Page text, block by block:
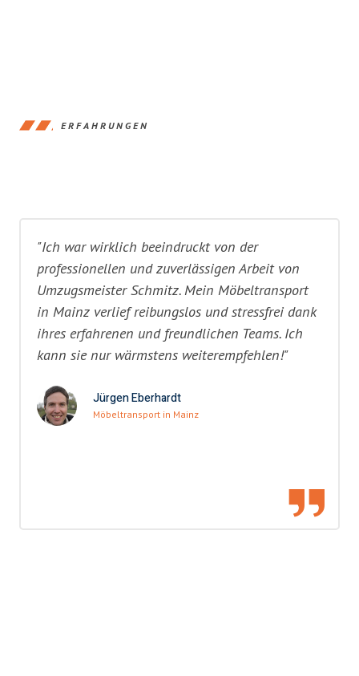
ERFAHRUNGEN
"Ich war wirklich beeindruckt von der
professionellen und zuverlässigen Arbeit von
Umzugsmeister Schmitz. Mein Möbeltransport
in Mainz verlief reibungslos und stressfrei dank
ihres erfahrenen und freundlichen Teams. Ich
kann sie nur wärmstens weiterempfehlen!"
Jürgen Eberhardt
Möbeltransport in Mainz